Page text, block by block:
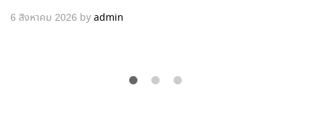
6 สิงหาคม 2026 by admin